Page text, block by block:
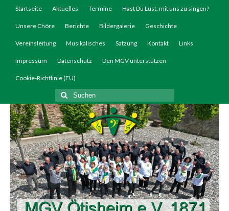
Startseite Aktuelles Termine Hast Du Lust, mit uns zu singen?
Unsere Chöre Berichte Bildergalerie Geschichte
Vereinsleitung Musikalisches Satzung Kontakt Links
Impressum Datenschutz Den MGV unterstützen
Cookie-Richtlinie (EU)
Suchen
nach: